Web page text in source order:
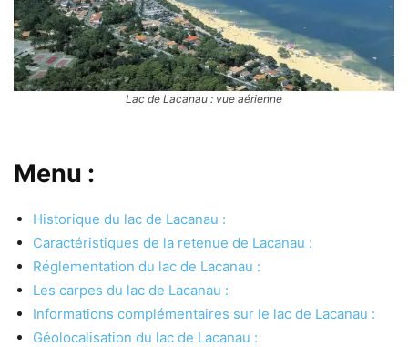
Lac de Lacanau : vue aérienne
Menu :
Historique du lac de Lacanau :
Caractéristiques de la retenue de Lacanau :
Réglementation du lac de Lacanau :
Les carpes du lac de Lacanau :
Informations complémentaires sur le lac de Lacanau :
Géolocalisation du lac de Lacanau :